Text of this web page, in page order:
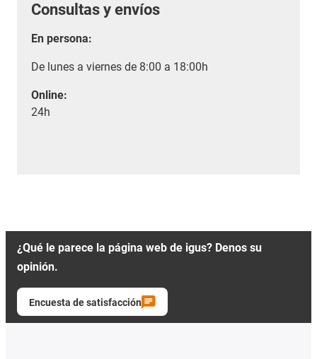
Consultas y envíos
En persona:
De lunes a viernes de 8:00 a 18:00h
Online:
24h
¿Qué le parece la página web de igus? Denos su
opinión.
Encuesta de satisfacción